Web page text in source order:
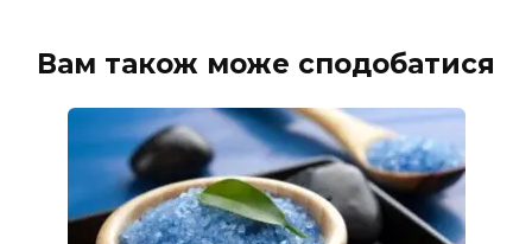
Вам також може сподобатися